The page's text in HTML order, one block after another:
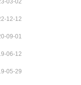
03-02
12-12
09-01
06-12
05-29